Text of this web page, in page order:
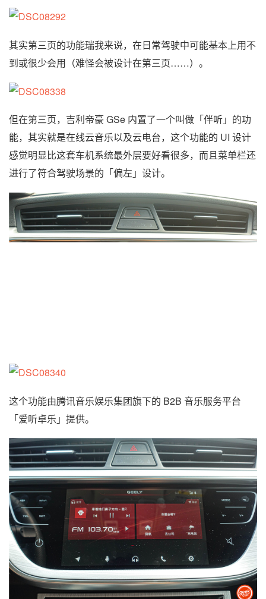
其实第三页的功能瑞我来说，在日常驾驶中可能基本上用不
到或很少会用（难怪会被设计在第三页……）。
但在第三页，吉利帝豪 GSe 内置了一个叫做「伴听」的功
能，其实就是在线云音乐以及云电台，这个功能的 UI 设计
感觉明显比这套车机系统最外层要好看很多，而且菜单栏还
进行了符合驾驶场景的「偏左」设计。
这个功能由腾讯音乐娱乐集团旗下的 B2B 音乐服务平台
「爱听卓乐」提供。